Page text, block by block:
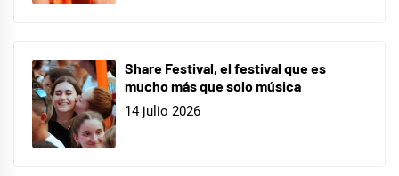
Share Festival, el festival que es
mucho más que solo música
14 julio 2026